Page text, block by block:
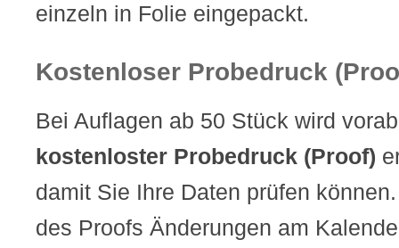
einzeln in Folie eingepackt.
Kostenloser Probedruck
Bei Auflagen ab 50 Stück wird
kostenloster Probedruck (Proof)
damit Sie Ihre Daten prüfen
des Proofs Änderungen am